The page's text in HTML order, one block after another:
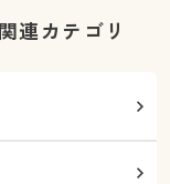
連カテゴリ